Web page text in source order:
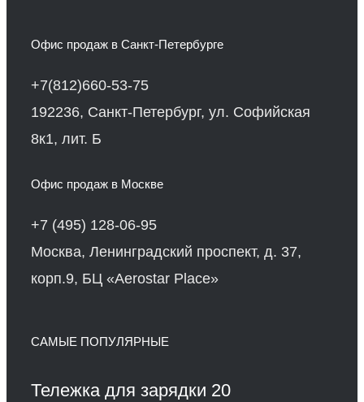
Офис продаж в Санкт-Петербурге
+7(812)660-53-75
192236, Санкт-Петербург, ул. Софийская
8к1, лит. Б
Офис продаж в Москве
+7 (495) 128-06-95
Москва, Ленинградский проспект, д. 37,
корп.9, БЦ «Aerostar Place»
САМЫЕ ПОПУЛЯРНЫЕ
Тележка для зарядки 20